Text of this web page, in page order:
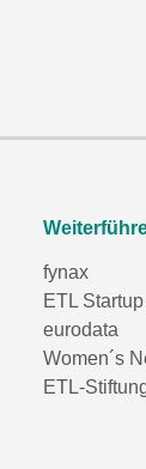
fynax
ETL Startup
eurodata
Women´s
ETL-